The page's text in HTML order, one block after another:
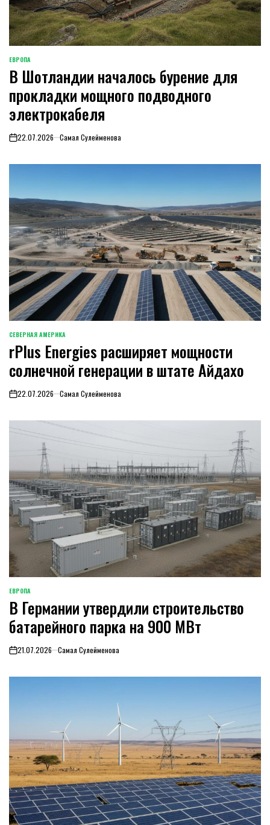
ОПУБЛИКОВАНО
В
ЕВРОПА
В Шотландии началось бурение для
прокладки мощного подводного
электрокабеля
on22.07.2026 Самал Сулейменова
ОПУБЛИКОВАНО
В
СЕВЕРНАЯ АМЕРИКА
rPlus Energies расширяет мощности
солнечной генерации в штате Айдахо
on22.07.2026 Самал Сулейменова
ОПУБЛИКОВАНО
В
ЕВРОПА
В Германии утвердили строительство
батарейного парка на 900 МВт
on21.07.2026 Самал Сулейменова